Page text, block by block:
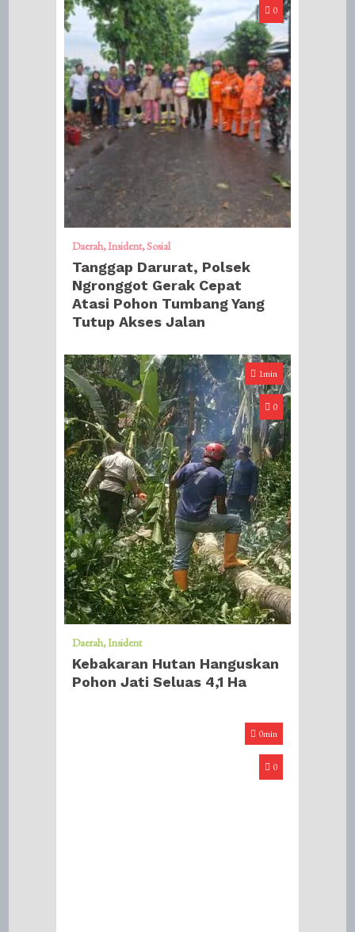
0
Daerah Insident Sosial
Tanggap Darurat, Polsek
Ngronggot Gerak Cepat
Atasi Pohon Tumbang Yang
Tutup Akses Jalan
1min
0
Daerah Insident
Kebakaran Hutan Hanguskan
Pohon Jati Seluas 4,1 Ha
0min
0